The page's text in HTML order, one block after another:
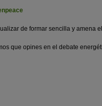
de formar sencilla y amena
que opines en el debate